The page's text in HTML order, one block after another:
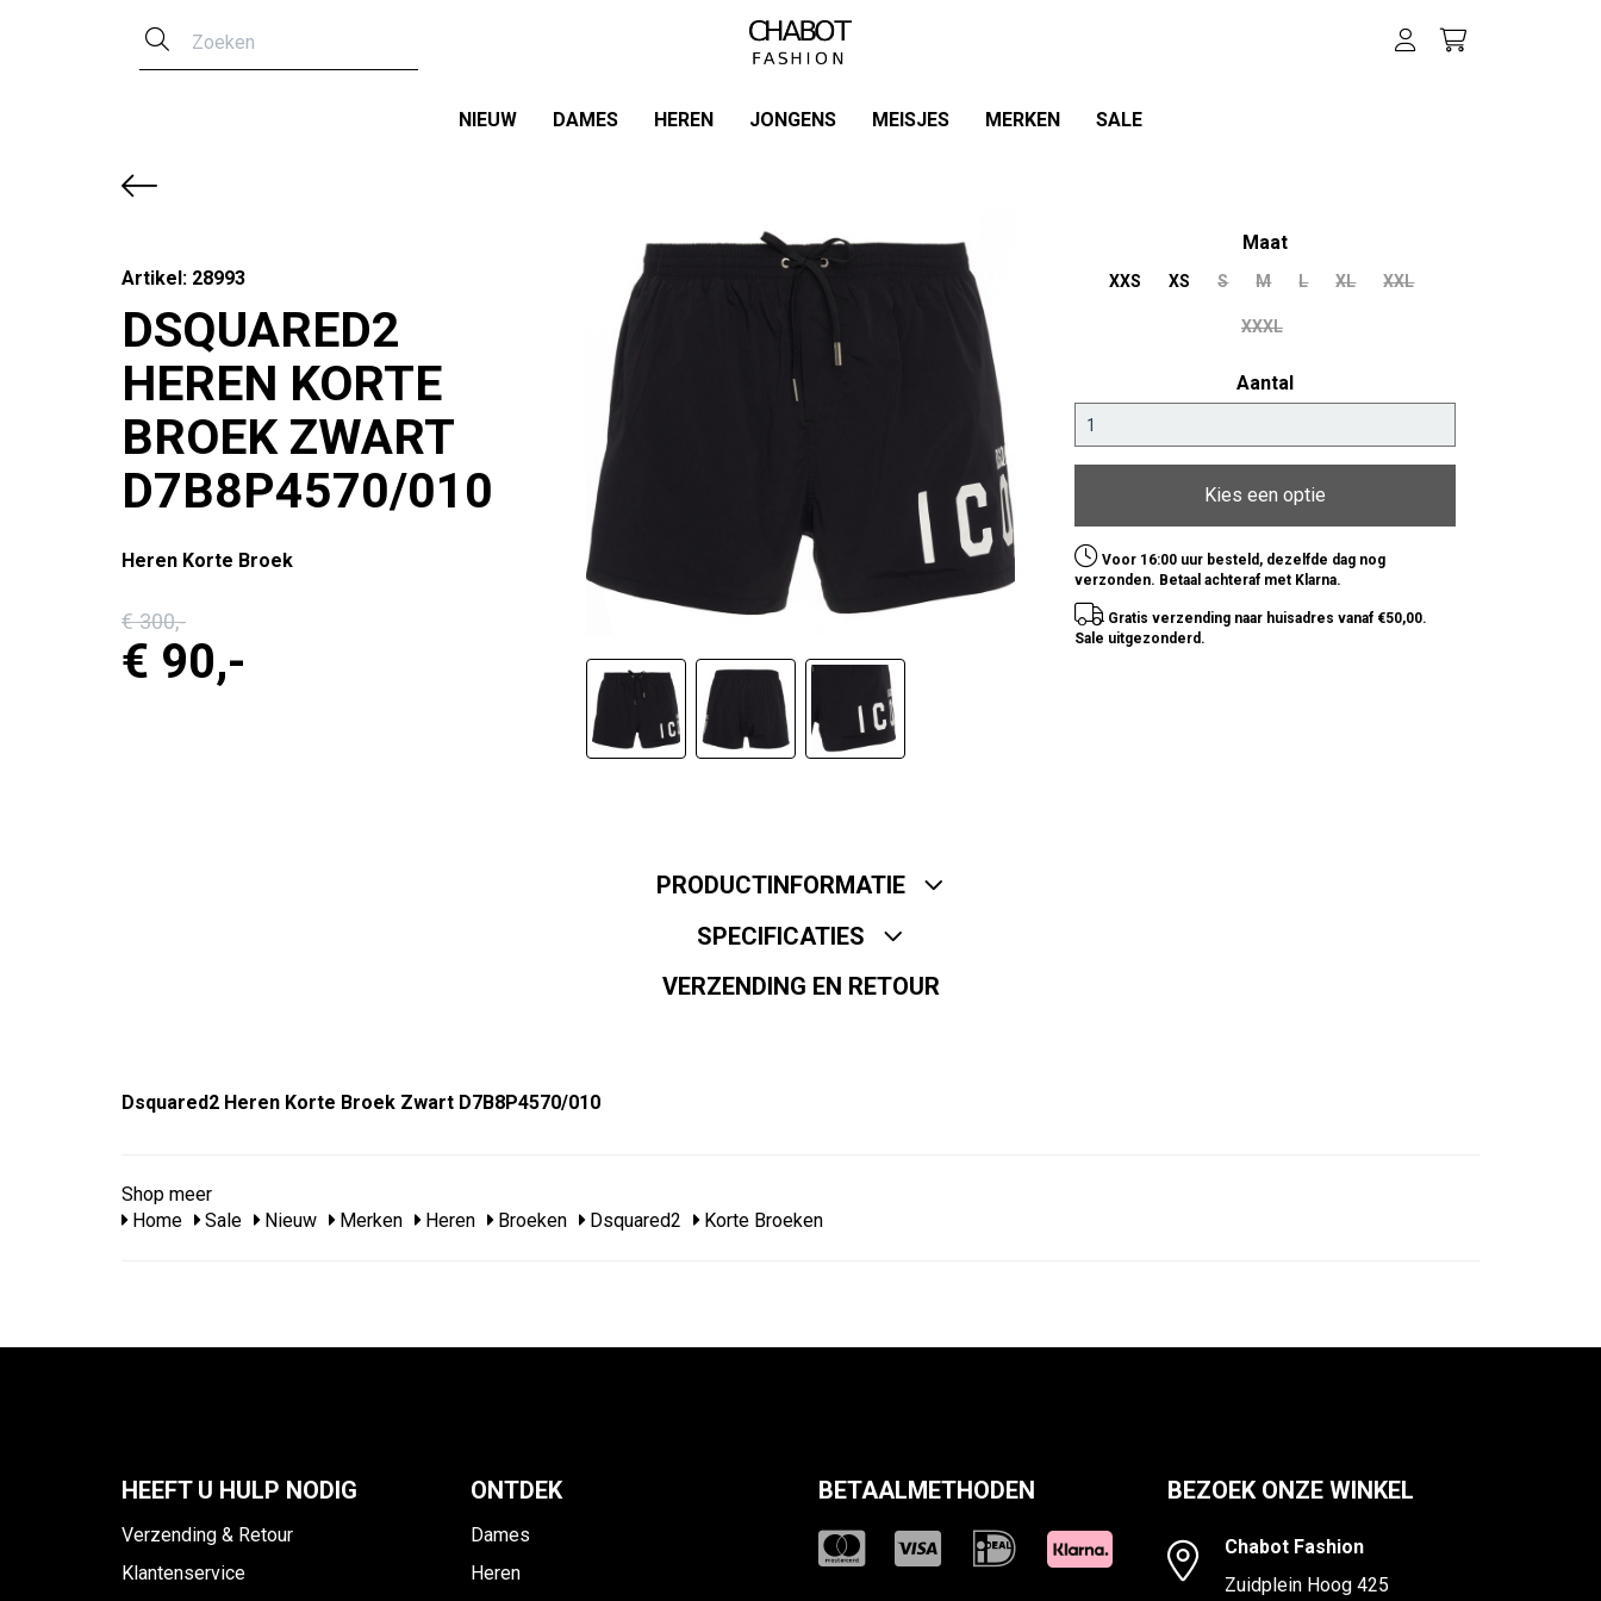
NIEUW DAMES HEREN JONGENS MEISJES MERKEN SALE
Artikel: 28993
DSQUARED2
HEREN KORTE
BROEK ZWART
D7B8P4570/010
Heren Korte Broek
€ 300,-
€ 90,-
Maat
XXS XS S M L XL XXL
XXXL
Aantal
Kies een optie
Voor 16:00 uur besteld, dezelfde dag nog
verzonden. Betaal achteraf met Klarna.
Gratis verzending naar huisadres vanaf €50,00.
Sale uitgezonderd.
PRODUCTINFORMATIE
SPECIFICATIES
VERZENDING EN RETOUR
Dsquared2 Heren Korte Broek Zwart D7B8P4570/010
Shop meer
Home
Sale Nieuw Merken Heren Broeken Dsquared2 Korte Broeken
HEEFT U HULP NODIG
Verzending & Retour
Klantenservice
ONTDEK
Dames
Heren
BETAALMETHODEN BEZOEK ONZE WINKEL
Chabot Fashion
Zuidplein Hoog 425